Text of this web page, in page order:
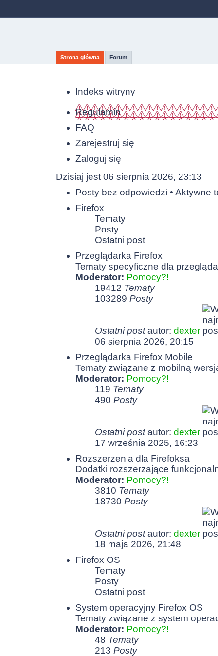
Strona główna Forum
Indeks witryny
Regulamin
FAQ
Zarejestruj się
Zaloguj się
Dzisiaj jest 06 sierpnia 2026, 23:13
Posty bez odpowiedzi • Aktywne
Firefox
Tematy
Posty
Ostatni post
Przeglądarka Firefox
Tematy specyficzne dla
Moderator: Pomocy?!
19412 Tematy
103289 Posty
Ostatni postautor: dexter
06 sierpnia 2026, 20:15
Przeglądarka Firefox Mobile
Tematy związane z mobilną
Moderator: Pomocy?!
119 Tematy
490 Posty
Ostatni postautor: dexter
17 września 2025, 16:23
Rozszerzenia dla Firefoksa
Dodatki rozszerzające
Moderator: Pomocy?!
3810 Tematy
18730 Posty
Ostatni postautor: dexter
18 maja 2026, 21:48
Firefox OS
Tematy
Posty
Ostatni post
System operacyjny Firefox OS
Tematy związane z system
Moderator: Pomocy?!
48 Tematy
213 Posty